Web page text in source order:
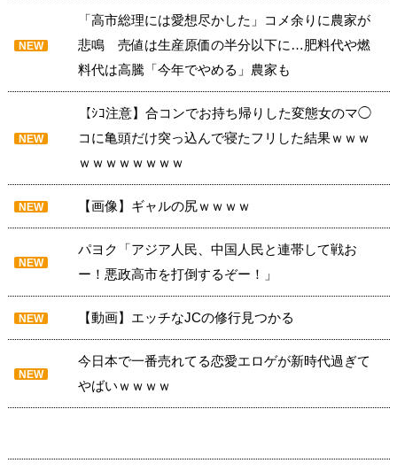
NEW
「高市総理には愛想尽かした」コメ余りに農家が
悲鳴 売値は生産原価の半分以下に…肥料代や燃
料代は高騰「今年でやめる」農家も
NEW
【ｼｺ注意】合コンでお持ち帰りした変態女のマ◯
コに亀頭だけ突っ込んで寝たフリした結果ｗｗｗ
ｗｗｗｗｗｗｗｗ
NEW 【画像】ギャルの尻ｗｗｗｗ
NEW
パヨク「アジア人民、中国人民と連帯して戦お
ー！悪政高市を打倒するぞー！」
NEW 【動画】エッチなJCの修行見つかる
NEW
今日本で一番売れてる恋愛エロゲが新時代過ぎて
やばいｗｗｗｗ